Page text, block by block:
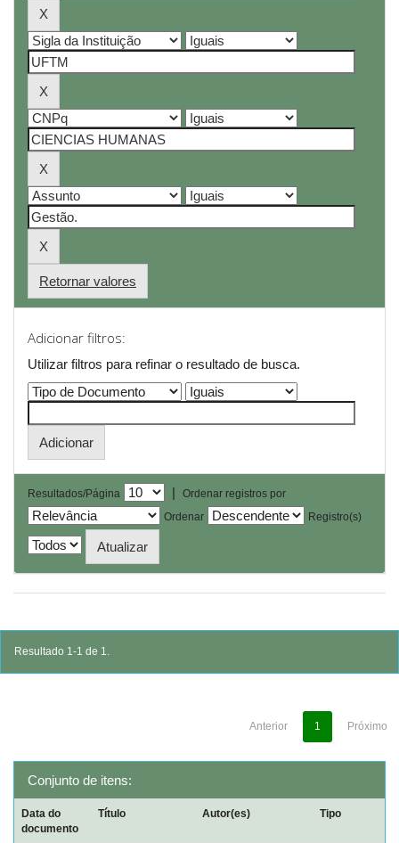
Retornar valores
Adicionar filtros:
Utilizar filtros para refinar o resultado de busca.
Resultados/Página |
Ordenar registros por
Ordenar
Registro(s)
Resultado 1-1 de 1.
Anterior 1 Próximo
Conjunto de itens:
Data do
documento
Título Autor(es) Tipo